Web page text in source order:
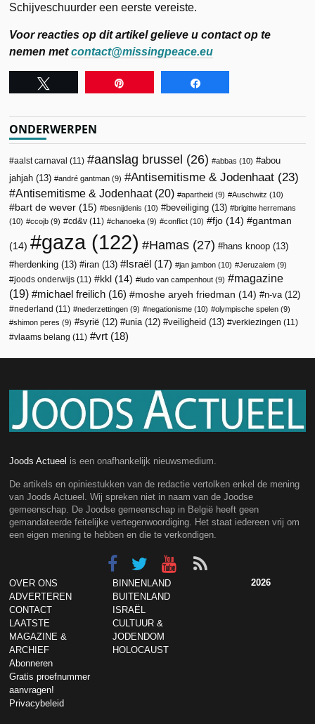
Schijveschuurder een eerste vereiste.
Voor reacties op dit artikel gelieve u contact op te
nemen metcontact@missingpeace.eu
ONDERWERPEN
aalst carnaval (11) aanslag brussel (26) abbas (10)
abou
jahjah (13) andré gantman (9) Antisemitisme & Jodenhaat (23)
Antisemitisme & Jodenhaat(20) apartheid (9) Auschwitz (10)
bart de wever (15) besnijdenis (10) beveiliging (13)
brigitte herremans
(10)
ccojb (9) cd&v (11) chanoeka (9) conflict (10) fjo (14) gantman
(14) gaza (122) Hamas (27) hans knoop (13)
herdenking (13) iran (13) Israël (17) jan jambon (10) Jeruzalem (9)
joods onderwijs (11) kkl (14) ludo van campenhout (9)
magazine
(19)
michael freilich (16) moshe aryeh friedman (14) n-va (12)
nederland (11) nederzettingen (9) negationisme (10) olympische spelen (9)
shimon peres (9) syrië (12) unia (12) veiligheid (13) verkiezingen (11)
vlaams belang (11) vrt (18)
Joods Actueel is een onafhankelijk nieuwsmedium.
De artikels en opiniestukken van de redactie vertolken enkel de mening
van Joods Actueel. Wij spreken niet in naam van de Joodse
gemeenschap. De Joodse gemeenschap in België heeft geen
gemandateerde feitelijke vertegenwoordiging. Het staat iedereen vrij om
een eigen mening te hebben en die te verkondigen.
OVER ONS
ADVERTEREN
CONTACT
LAATSTE
MAGAZINE &
ARCHIEF
Abonneren
Gratis proefnummer
aanvragen!
Privacybeleid
BINNENLAND
BUITENLAND
ISRAËL
CULTUUR &
JODENDOM
HOLOCAUST
2026